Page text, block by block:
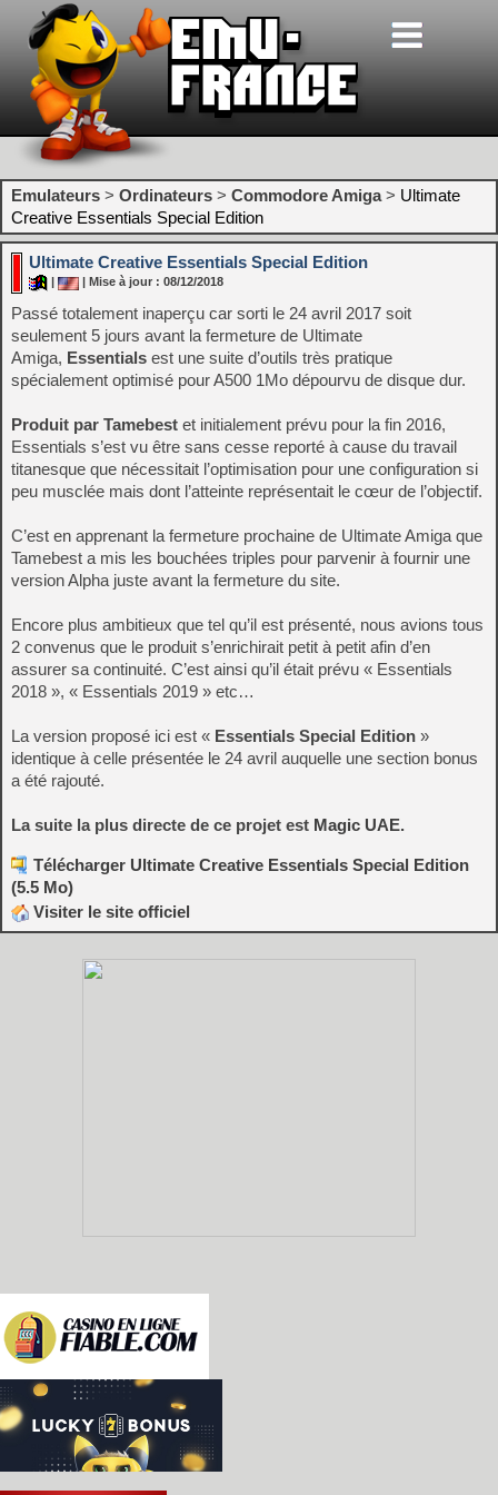
Emulateurs > Ordinateurs > Commodore Amiga> Ultimate
Creative Essentials Special Edition
Ultimate Creative Essentials Special Edition
| Mise à jour : 08/12/2018
Passé totalement inaperçu car sorti le 24 avril 2017 soit
seulement 5 jours avant la fermeture de Ultimate
Amiga, Essentials est une suite d’outils très pratique
spécialement optimisé pour A500 1Mo dépourvu de disque dur.
Produit par Tamebest et initialement prévu pour la fin 2016,
Essentials s’est vu être sans cesse reporté à cause du travail
titanesque que nécessitait l’optimisation pour une configuration si
peu musclée mais dont l’atteinte représentait le cœur de l’objectif.
C’est en apprenant la fermeture prochaine de Ultimate Amiga que
Tamebest a mis les bouchées triples pour parvenir à fournir une
version Alpha juste avant la fermeture du site.
Encore plus ambitieux que tel qu’il est présenté, nous avions tous
2 convenus que le produit s’enrichirait petit à petit afin d’en
assurer sa continuité. C’est ainsi qu’il était prévu « Essentials
2018 », « Essentials 2019 » etc…
La version proposé ici est « Essentials Special Edition »
identique à celle présentée le 24 avril auquelle une section bonus
a été rajouté.
La suite la plus directe de ce projet est Magic UAE.
Télécharger Ultimate Creative Essentials Special Edition
(5.5 Mo)
Visiter le site officiel